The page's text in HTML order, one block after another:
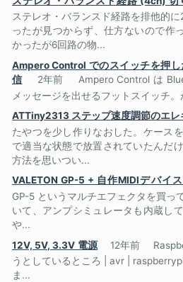
ステレオ・バランスド経路を排他的
ったが見つからず、仕方ないので作
かったが6回路の物...
Ampero Control でのスイッチを押
信
2年前
Ampero Control は
メッセージを出せるフットスイッチ
ATTiny2313 ステップ速度調節のエレ
たやつを少し作りなおした。ケース
で適当な状態で放置されていたんだ
方法を思いつい...
VALETON GP-5 + 自作MIDIデバイ
GP-5 というマルチエフェクタを買っ
いて、アンプシミュレータも内蔵し
や...
12V, 5V, 3.3V 電源
12年前
うとしているところ | avr |
ま...